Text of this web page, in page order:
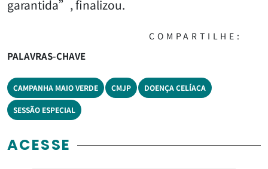
garantida”, finalizou.
COMPARTILHE:
PALAVRAS-CHAVE
CAMPANHA MAIO VERDE CMJP DOENÇA CELÍACA
SESSÃO ESPECIAL
ACESSE